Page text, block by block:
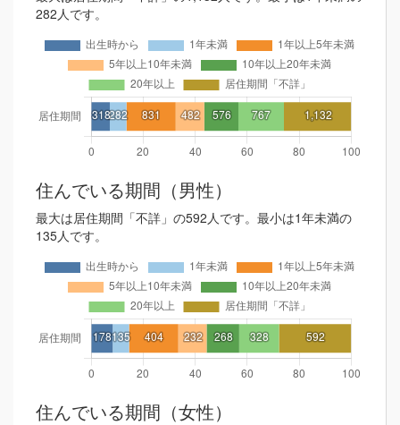
282人です。
住んでいる期間（男性）
最大は居住期間「不詳」の592人です。最小は1年未満の
135人です。
住んでいる期間（女性）